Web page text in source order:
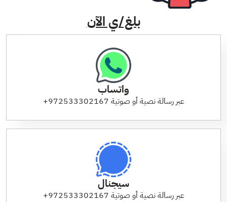
بلغ/ي الآن
واتساب
عبر رسالة نصية أو صوتية 972533302167+
سيجنال
عبر رسالة نصية أو صوتية 972533302167+